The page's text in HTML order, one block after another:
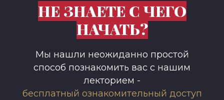
НЕ ЗНАЕТЕ С ЧЕГО
НАЧАТЬ?
Мы нашли неожиданно простой
способ познакомить вас с нашим
лекторием -
бесплатный ознакомительный доступ